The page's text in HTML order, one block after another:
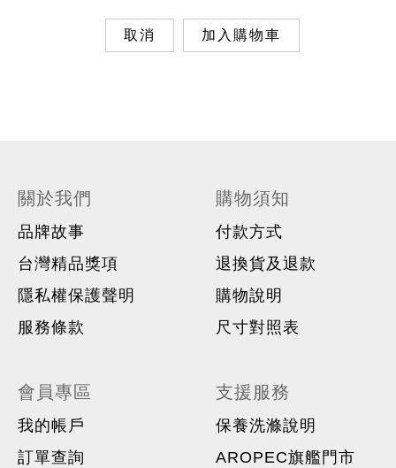
取消 加入購物車
關於我們
品牌故事
台灣精品獎項
隱私權保護聲明
服務條款
購物須知
付款方式
退換貨及退款
購物說明
尺寸對照表
會員專區
我的帳戶
訂單查詢
支援服務
保養洗滌說明
AROPEC旗艦門市